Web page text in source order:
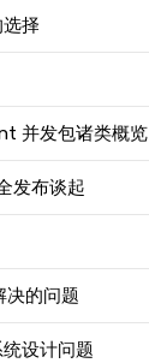
择
并发包诸类概览
发布谈起
决的问题
设计问题